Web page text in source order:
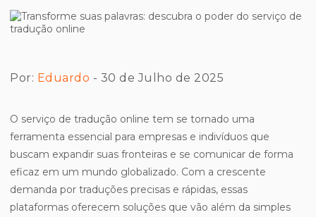
Por: Eduardo - 30 de Julho de 2025
O serviço de tradução online tem se tornado uma
ferramenta essencial para empresas e indivíduos que
buscam expandir suas fronteiras e se comunicar de forma
eficaz em um mundo globalizado. Com a crescente
demanda por traduções precisas e rápidas, essas
plataformas oferecem soluções que vão além da simples